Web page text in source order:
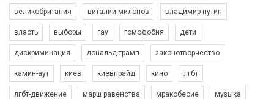
великобритания виталий милонов владимир путин
власть выборы гау гомофобия дети
дискриминация дональд трамп законотворчество
камин-аут киев киевпрайд кино лгбт
лгбт-движение марш равенства мракобесие музыка